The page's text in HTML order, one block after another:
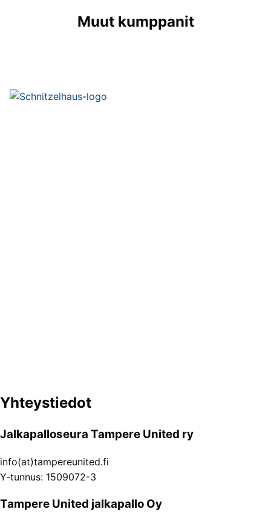
Muut kumppanit
Yhteystiedot
Jalkapalloseura Tampere United ry
info(at)tampereunited.fi
Y-tunnus: 1509072-3
Tampere United jalkapallo Oy